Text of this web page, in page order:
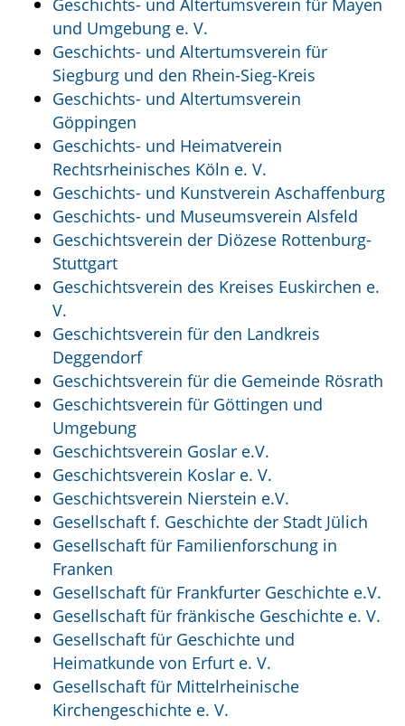
und Umgebung e. V.
Geschichts- und Altertumsverein für
Siegburg und den Rhein-Sieg-Kreis
Geschichts- und Altertumsverein
Göppingen
Geschichts- und Heimatverein
Rechtsrheinisches Köln e. V.
Geschichts- und Kunstverein Aschaffenburg
Geschichts- und Museumsverein Alsfeld
Geschichtsverein der Diözese Rottenburg-
Stuttgart
Geschichtsverein des Kreises Euskirchen e.
V.
Geschichtsverein für den Landkreis
Deggendorf
Geschichtsverein für die Gemeinde Rösrath
Geschichtsverein für Göttingen und
Umgebung
Geschichtsverein Goslar e.V.
Geschichtsverein Koslar e. V.
Geschichtsverein Nierstein e.V.
Gesellschaft f. Geschichte der Stadt Jülich
Gesellschaft für Familienforschung in
Franken
Gesellschaft für Frankfurter Geschichte e.V.
Gesellschaft für fränkische Geschichte e. V.
Gesellschaft für Geschichte und
Heimatkunde von Erfurt e. V.
Gesellschaft für Mittelrheinische
Kirchengeschichte e. V.